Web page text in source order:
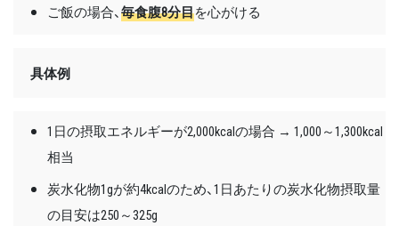
ご飯の場合、毎食腹8分目を心がける
具体例
1日の摂取エネルギーが2,000kcalの場合 → 1,000～1,300kcal
相当
炭水化物1gが約4kcalのため、1日あたりの炭水化物摂取量
の目安は250～325g